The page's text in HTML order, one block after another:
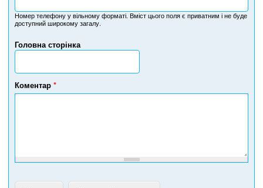
Головна сторінка
м
е
т
л
е
ф
Номер телефону у вільному форматі. Вміст цього поля є приватним і не буде
доступний широкому загалу.
Коментар *